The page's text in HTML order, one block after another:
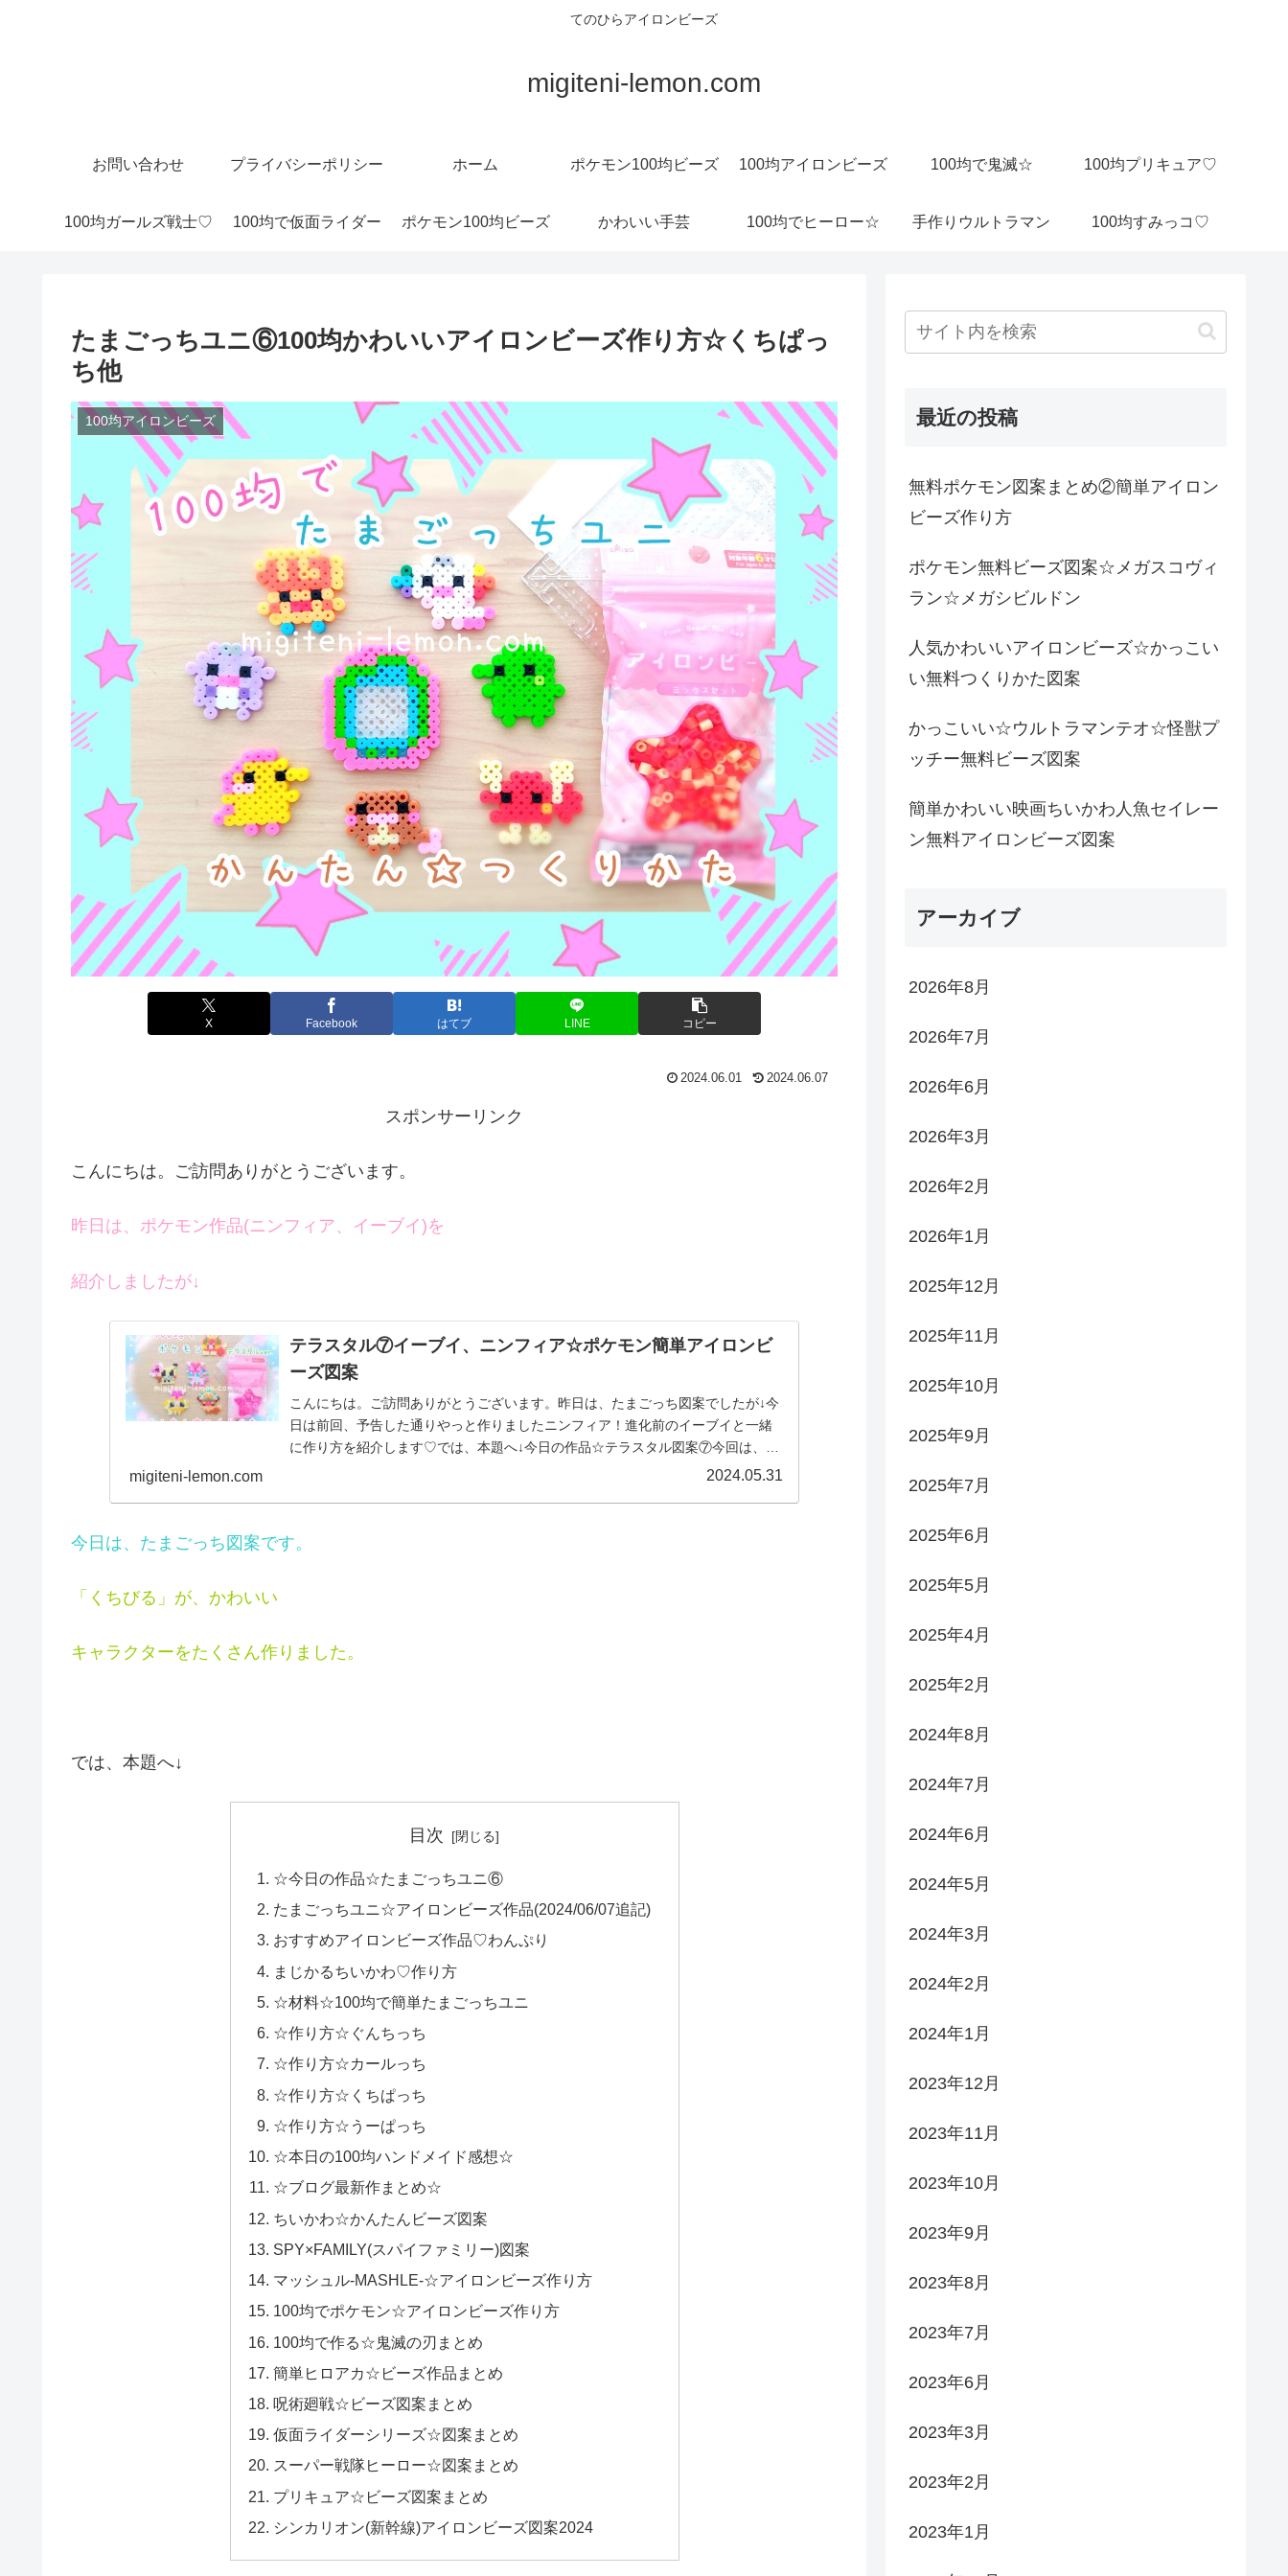
てのひらアイロンビーズ
migiteni-lemon.com
お問い合わせ プライバシーポリシー ホーム ポケモン100均ビーズ 100均アイロンビーズ 100均で鬼滅☆ 100均プリキュア♡
100均ガールズ戦士♡ 100均で仮面ライダー ポケモン100均ビーズ かわいい手芸 100均でヒーロー☆ 手作りウルトラマン 100均すみっコ♡
たまごっちユニ⑥100均かわいいアイロンビーズ作り方☆くちぱっ
ち他
100均アイロンビーズ
X Facebook はてブ LINE コピー
2024.06.01 2024.06.07
スポンサーリンク
こんにちは。ご訪問ありがとうございます。
昨日は、ポケモン作品(ニンフィア、イーブイ)を
紹介しましたが↓
テラスタル⑦イーブイ、ニンフィア☆ポケモン簡単アイロンビ
ーズ図案
こんにちは。ご訪問ありがとうございます。昨日は、たまごっち図案でしたが↓今
日は前回、予告した通りやっと作りましたニンフィア！進化前のイーブイと一緒
に作り方を紹介します♡では、本題へ↓今日の作品☆テラスタル図案⑦今回は、ポ
migiteni-lemon.com 2024.05.31
今日は、たまごっち図案です。
「くちびる」が、かわいい
キャラクターをたくさん作りました。
では、本題へ↓
目次
☆今日の作品☆たまごっちユニ⑥
たまごっちユニ☆アイロンビーズ作品(2024/06/07追記)
おすすめアイロンビーズ作品♡わんぷり
まじかるちいかわ♡作り方
☆材料☆100均で簡単たまごっちユニ
☆作り方☆ぐんちっち
☆作り方☆カールっち
☆作り方☆くちぱっち
☆作り方☆うーぱっち
☆本日の100均ハンドメイド感想☆
☆ブログ最新作まとめ☆
ちいかわ☆かんたんビーズ図案
SPY×FAMILY(スパイファミリー)図案
マッシュル-MASHLE-☆アイロンビーズ作り方
100均でポケモン☆アイロンビーズ作り方
100均で作る☆鬼滅の刃まとめ
簡単ヒロアカ☆ビーズ作品まとめ
呪術廻戦☆ビーズ図案まとめ
仮面ライダーシリーズ☆図案まとめ
スーパー戦隊ヒーロー☆図案まとめ
プリキュア☆ビーズ図案まとめ
シンカリオン(新幹線)アイロンビーズ図案2024
最近の投稿
無料ポケモン図案まとめ②簡単アイロン
ビーズ作り方
ポケモン無料ビーズ図案☆メガスコヴィ
ラン☆メガシビルドン
人気かわいいアイロンビーズ☆かっこい
い無料つくりかた図案
かっこいい☆ウルトラマンテオ☆怪獣プ
ッチー無料ビーズ図案
簡単かわいい映画ちいかわ人魚セイレー
ン無料アイロンビーズ図案
アーカイブ
2026年8月
2026年7月
2026年6月
2026年3月
2026年2月
2026年1月
2025年12月
2025年11月
2025年10月
2025年9月
2025年7月
2025年6月
2025年5月
2025年4月
2025年2月
2024年8月
2024年7月
2024年6月
2024年5月
2024年3月
2024年2月
2024年1月
2023年12月
2023年11月
2023年10月
2023年9月
2023年8月
2023年7月
2023年6月
2023年3月
2023年2月
2023年1月